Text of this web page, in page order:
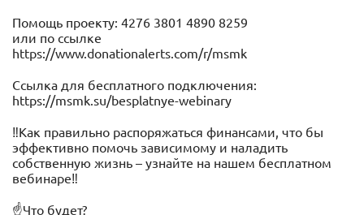
Помощь проекту: 4276 3801 4890 8259
или по ссылке
https://www.donationalerts.com/r/msmk
Ссылка для бесплатного подключения:
https://msmk.su/besplatnye-webinary
‼️Как правильно распоряжаться финансами, что бы
эффективно помочь зависимому и наладить
собственную жизнь – узнайте на нашем бесплатном
вебинаре‼️
☝Что будет?